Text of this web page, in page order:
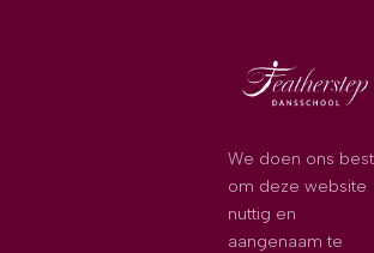
We doen ons best
om deze website
nuttig en
aangenaam te